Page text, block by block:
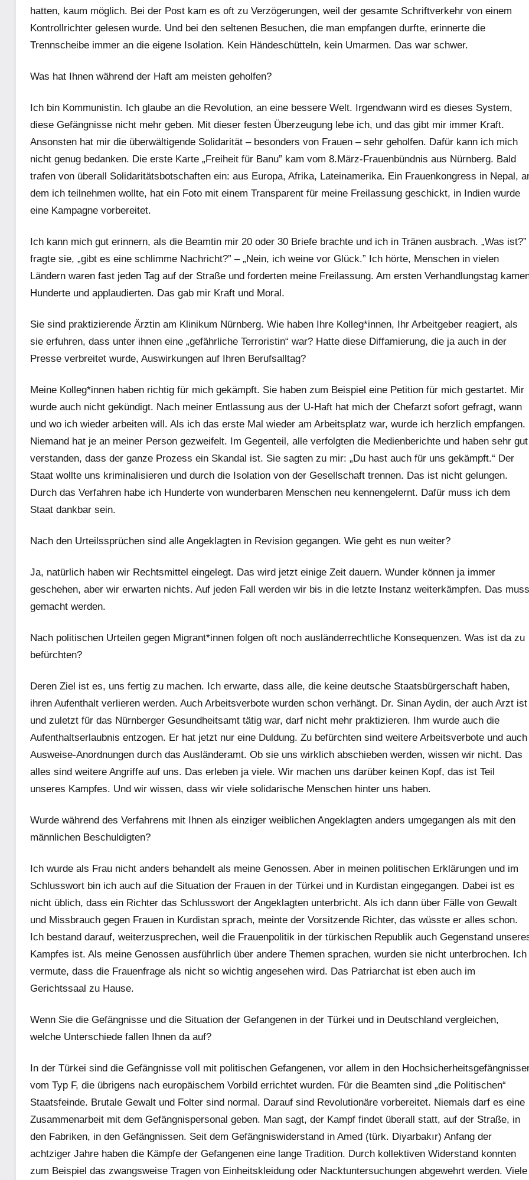
hatten, kaum möglich. Bei der Post kam es oft zu Verzögerungen, weil der gesamte Schriftverkehr von einem
Kontrollrichter gelesen wurde. Und bei den seltenen Besuchen, die man empfangen durfte, erinnerte die
Trennscheibe immer an die eigene Isolation. Kein Händeschütteln, kein Umarmen. Das war schwer.
Was hat Ihnen während der Haft am meisten geholfen?
Ich bin Kommunistin. Ich glaube an die Revolution, an eine bessere Welt. Irgendwann wird es dieses System,
diese Gefängnisse nicht mehr geben. Mit dieser festen Überzeugung lebe ich, und das gibt mir immer Kraft.
Ansonsten hat mir die überwältigende Solidarität – besonders von Frauen – sehr geholfen. Dafür kann ich mich
nicht genug bedanken. Die erste Karte „Freiheit für Banu” kam vom 8.März-Frauenbündnis aus Nürnberg. Bald
trafen von überall Solidaritätsbotschaften ein: aus Europa, Afrika, Lateinamerika. Ein Frauenkongress in Nepal,
dem ich teilnehmen wollte, hat ein Foto mit einem Transparent für meine Freilassung geschickt, in Indien wurde
eine Kampagne vorbereitet.
Ich kann mich gut erinnern, als die Beamtin mir 20 oder 30 Briefe brachte und ich in Tränen ausbrach. „Was ist?”
fragte sie, „gibt es eine schlimme Nachricht?” – „Nein, ich weine vor Glück.” Ich hörte, Menschen in vielen
Ländern waren fast jeden Tag auf der Straße und forderten meine Freilassung. Am ersten Verhandlungstag
Hunderte und applaudierten. Das gab mir Kraft und Moral.
Sie sind praktizierende Ärztin am Klinikum Nürnberg. Wie haben Ihre Kolleg*innen, Ihr Arbeitgeber reagiert, als
sie erfuhren, dass unter ihnen eine „gefährliche Terroristin“ war? Hatte diese Diffamierung, die ja auch in der
Presse verbreitet wurde, Auswirkungen auf Ihren Berufsalltag?
Meine Kolleg*innen haben richtig für mich gekämpft. Sie haben zum Beispiel eine Petition für mich gestartet. Mir
wurde auch nicht gekündigt. Nach meiner Entlassung aus der U-Haft hat mich der Chefarzt sofort gefragt, wann
und wo ich wieder arbeiten will. Als ich das erste Mal wieder am Arbeitsplatz war, wurde ich herzlich empfangen.
Niemand hat je an meiner Person gezweifelt. Im Gegenteil, alle verfolgten die Medienberichte und haben sehr gut
verstanden, dass der ganze Prozess ein Skandal ist. Sie sagten zu mir: „Du hast auch für uns gekämpft.“ Der
Staat wollte uns kriminalisieren und durch die Isolation von der Gesellschaft trennen. Das ist nicht gelungen.
Durch das Verfahren habe ich Hunderte von wunderbaren Menschen neu kennengelernt. Dafür muss ich dem
Staat dankbar sein.
Nach den Urteilssprüchen sind alle Angeklagten in Revision gegangen. Wie geht es nun weiter?
Ja, natürlich haben wir Rechtsmittel eingelegt. Das wird jetzt einige Zeit dauern. Wunder können ja immer
geschehen, aber wir erwarten nichts. Auf jeden Fall werden wir bis in die letzte Instanz weiterkämpfen. Das muss
gemacht werden.
Nach politischen Urteilen gegen Migrant*innen folgen oft noch ausländerrechtliche Konsequenzen. Was ist da zu
befürchten?
Deren Ziel ist es, uns fertig zu machen. Ich erwarte, dass alle, die keine deutsche Staatsbürgerschaft haben,
ihren Aufenthalt verlieren werden. Auch Arbeitsverbote wurden schon verhängt. Dr. Sinan Aydin, der auch Arzt ist
und zuletzt für das Nürnberger Gesundheitsamt tätig war, darf nicht mehr praktizieren. Ihm wurde auch die
Aufenthaltserlaubnis entzogen. Er hat jetzt nur eine Duldung. Zu befürchten sind weitere Arbeitsverbote und auch
Ausweise-Anordnungen durch das Ausländeramt. Ob sie uns wirklich abschieben werden, wissen wir nicht. Das
alles sind weitere Angriffe auf uns. Das erleben ja viele. Wir machen uns darüber keinen Kopf, das ist Teil
unseres Kampfes. Und wir wissen, dass wir viele solidarische Menschen hinter uns haben.
Wurde während des Verfahrens mit Ihnen als einziger weiblichen Angeklagten anders umgegangen als mit den
männlichen Beschuldigten?
Ich wurde als Frau nicht anders behandelt als meine Genossen. Aber in meinen politischen Erklärungen und im
Schlusswort bin ich auch auf die Situation der Frauen in der Türkei und in Kurdistan eingegangen. Dabei ist es
nicht üblich, dass ein Richter das Schlusswort der Angeklagten unterbricht. Als ich dann über Fälle von Gewalt
und Missbrauch gegen Frauen in Kurdistan sprach, meinte der Vorsitzende Richter, das wüsste er alles schon.
Ich bestand darauf, weiterzusprechen, weil die Frauenpolitik in der türkischen Republik auch Gegenstand
Kampfes ist. Als meine Genossen ausführlich über andere Themen sprachen, wurden sie nicht unterbrochen. Ich
vermute, dass die Frauenfrage als nicht so wichtig angesehen wird. Das Patriarchat ist eben auch im
Gerichtssaal zu Hause.
Wenn Sie die Gefängnisse und die Situation der Gefangenen in der Türkei und in Deutschland vergleichen,
welche Unterschiede fallen Ihnen da auf?
In der Türkei sind die Gefängnisse voll mit politischen Gefangenen, vor allem in den
vom Typ F, die übrigens nach europäischem Vorbild errichtet wurden. Für die Beamten sind „die Politischen“
Staatsfeinde. Brutale Gewalt und Folter sind normal. Darauf sind Revolutionäre vorbereitet. Niemals darf es eine
Zusammenarbeit mit dem Gefängnispersonal geben. Man sagt, der Kampf findet überall statt, auf der Straße, in
den Fabriken, in den Gefängnissen. Seit dem Gefängniswiderstand in Amed (türk. Diyarbakır) Anfang der
achtziger Jahre haben die Kämpfe der Gefangenen eine lange Tradition. Durch kollektiven Widerstand konnten
zum Beispiel das zwangsweise Tragen von Einheitskleidung oder Nacktuntersuchungen abgewehrt werden. Viele